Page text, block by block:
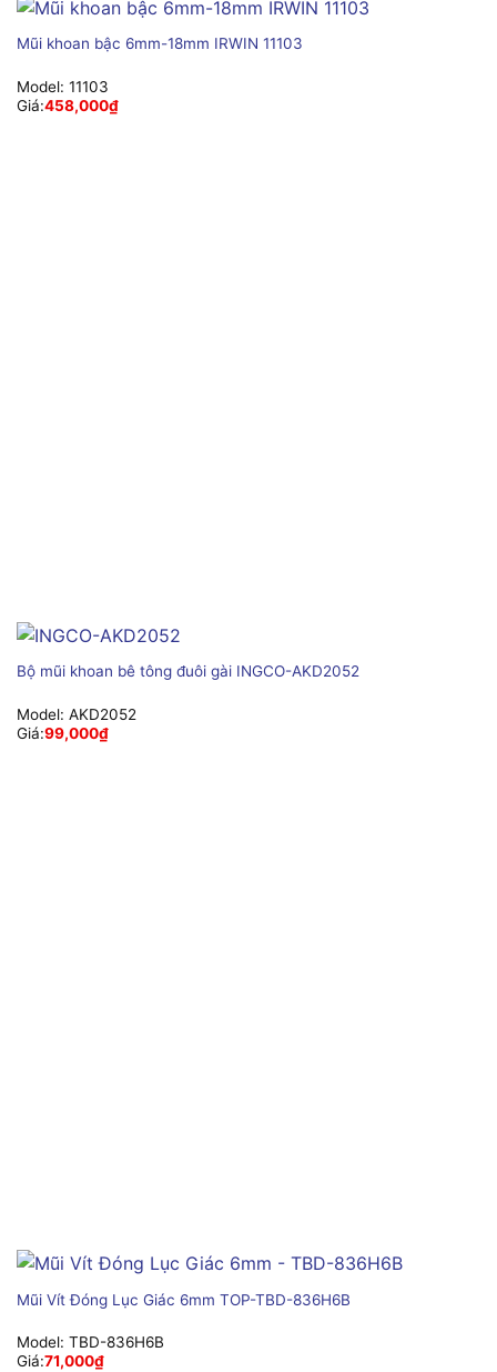
Mũi khoan bậc 6mm-18mm IRWIN 11103
Model: 11103
Giá:458,000₫
Bộ mũi khoan bê tông đuôi gài INGCO-AKD2052
Model: AKD2052
Giá:99,000₫
Mũi Vít Đóng Lục Giác 6mm TOP-TBD-836H6B
Model: TBD-836H6B
Giá:71,000₫